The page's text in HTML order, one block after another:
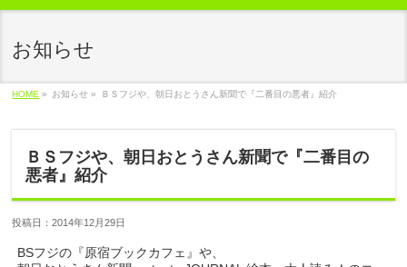
お知らせ
HOME » お知らせ » ＢＳフジや、朝日おとうさん新聞で『二番目の悪者』紹介
ＢＳフジや、朝日おとうさん新聞で『二番目の
悪者』紹介
投稿日：2014年12月29日
BSフジの『原宿ブックカフェ』や、